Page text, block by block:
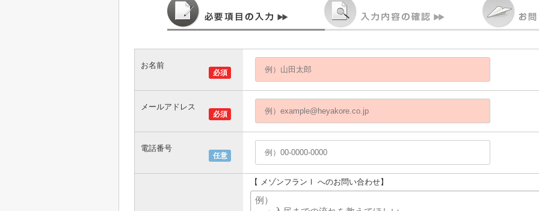
必須
お名前
必須
メールアドレス
任意
電話番号
【 メゾンフランⅠ へのお問い合わせ】